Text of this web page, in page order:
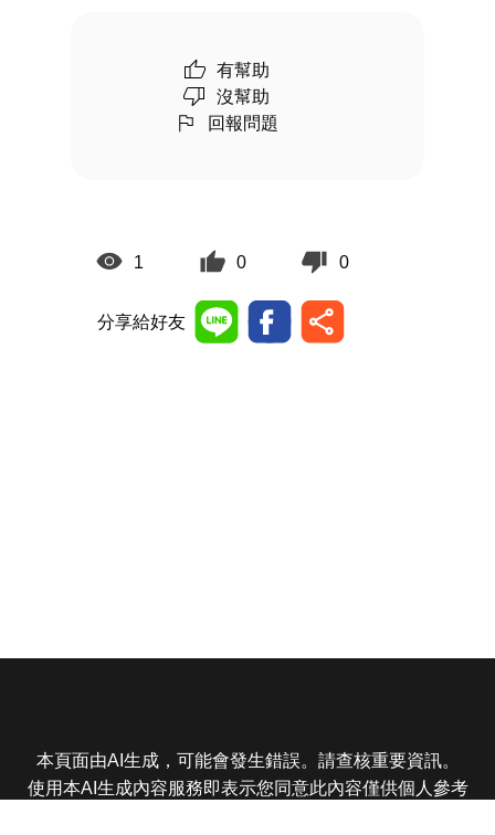
有幫助
沒幫助
回報問題
1 0 0
分享給好友
本頁面由AI生成，可能會發生錯誤。請查核重要資訊。
使用本AI生成內容服務即表示您同意此內容僅供個人參考